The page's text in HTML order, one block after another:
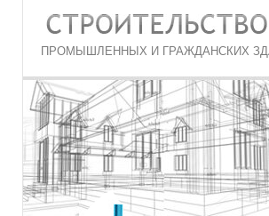
ПРОМЫШЛЕННЫХ И ГРАЖДАНСКИХ